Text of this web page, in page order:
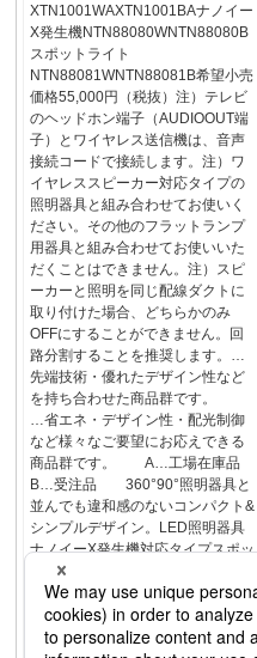
XTN1001WAXTN1001BAナノイー
X発生機NTN88080WNTN88080B
スポットライト
NTN88081WNTN88081B希望小売
価格55,000円（税抜）注）テレビ
のヘッドホン端子（AUDIOOUT端
子）とワイヤレス送信機は、音声
接続コードで接続します。注）ワ
イヤレススピーカー対応タイプの
照明器具と組み合わせてお使いく
ださい。その他のフラットランプ
用器具と組み合わせてお使いいた
だくことはできません。注）スピ
ーカーと照明を同じ配線ダクトに
取り付けた場合、どちらかのみ
OFFにすることができません。回
路分割することを推奨します。…
先端技術・優れたデザイン性など
を持ち合わせた商品群です。
…省エネ・デザイン性・配光制御
など様々なご要望にお応えできる
商品群です。 A…工場在庫品
B…受注品 360°90°照明器具と
並んでも違和感のないコンパクト&
シンプルデザイン。LED照明器具
ナノイーX発生機対応タイプスポッ
トライト（配線ダクト用）口金
GX53-1ナノイーX発生機スポット
ライト型ナノイーX発生機※ナノイ
ーX発生機は必ずナノイーX発生機